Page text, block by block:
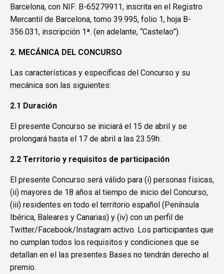
Barcelona, con NIF: B-65279911, inscrita en el Registro
Mercantil de Barcelona, tomo 39.995, folio 1, hoja B-
356.031, inscripción 1ª. (en adelante, “Castelao”).
2. MECÁNICA DEL CONCURSO
Las características y específicas del Concurso y su
mecánica son las siguientes:
2.1 Duración
El presente Concurso se iniciará el 15 de abril y se
prolongará hasta el 17 de abril a las 23.59h.
2.2 Territorio y requisitos de participación
El presente Concurso será válido para (i) personas físicas,
(ii) mayores de 18 años al tiempo de inicio del Concurso,
(iii) residentes en todo el territorio español (Península
Ibérica, Baleares y Canarias) y (iv) con un perfil de
Twitter/Facebook/Instagram activo. Los participantes que
no cumplan todos los requisitos y condiciones que se
detallan en el las presentes Bases no tendrán derecho al
premio.